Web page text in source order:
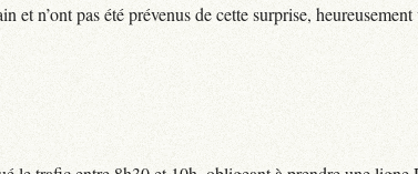
n’ont pas été prévenus de cette surprise,